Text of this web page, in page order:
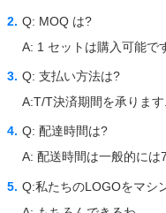
Q: MOQ は?
A: 1 セットは購入可能で
Q: 支払い方法は?
A:T/T決済期間を承ります.
Q: 配達時間は?
A: 配送時間は一般的に
Q:私たちのLOGOをマシ